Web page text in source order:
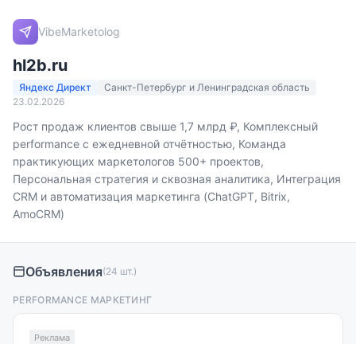
VibeMarketolog
hl2b.ru
Яндекс Директ
Санкт-Петербург и Ленинградская область
23.02.2026
Рост продаж клиентов свыше 1,7 млрд ₽, Комплексный
performance с ежедневной отчётностью, Команда
практикующих маркетологов 500+ проектов,
Персональная стратегия и сквозная аналитика, Интеграция
CRM и автоматизация маркетинга (ChatGPT, Bitrix,
AmoCRM)
Объявления(24 шт.)
PERFORMANCE МАРКЕТИНГ
Реклама